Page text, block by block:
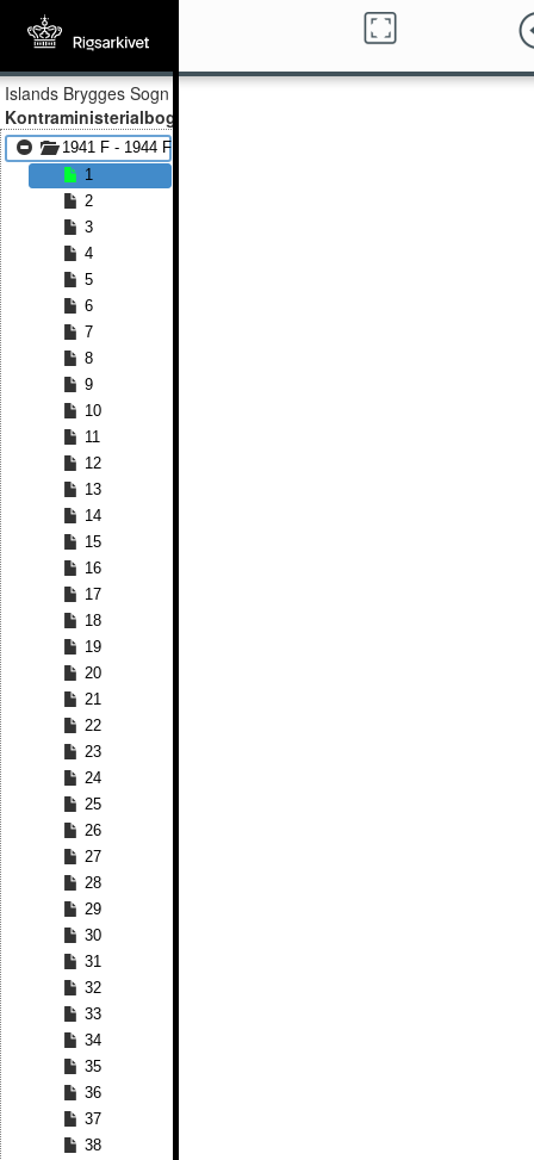
Islands Brygges Sogn
Kontraministerialbog
1941 F - 1944 F
1
2
3
4
5
6
7
8
9
10
11
12
13
14
15
16
17
18
19
20
21
22
23
24
25
26
27
28
29
30
31
32
33
34
35
36
37
38